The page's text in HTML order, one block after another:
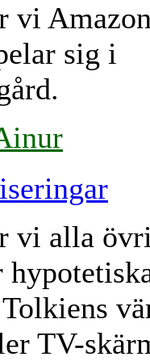
vi
sig i
vi alla
TV-